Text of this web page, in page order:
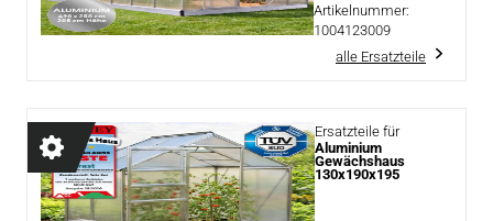
Artikelnummer:
1004123009
alle Ersatzteile
Ersatzteile für
Aluminium
Gewächshaus
130x190x195